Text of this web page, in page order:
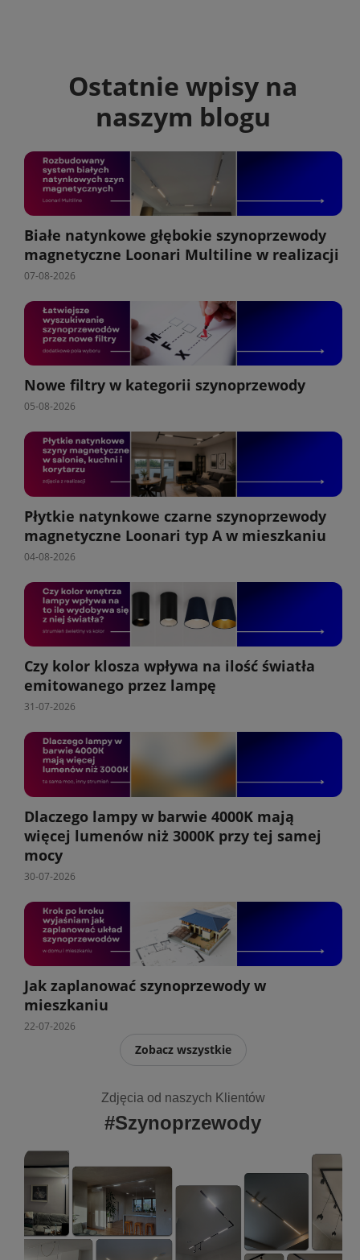
Ostatnie wpisy na
naszym blogu
Białe natynkowe głębokie szynoprzewody
magnetyczne Loonari Multiline w realizacji
07-08-2026
Nowe filtry w kategorii szynoprzewody
05-08-2026
Płytkie natynkowe czarne szynoprzewody
magnetyczne Loonari typ A w mieszkaniu
04-08-2026
Czy kolor klosza wpływa na ilość światła
emitowanego przez lampę
31-07-2026
Dlaczego lampy w barwie 4000K mają
więcej lumenów niż 3000K przy tej samej
mocy
30-07-2026
Jak zaplanować szynoprzewody w
mieszkaniu
22-07-2026
Zobacz wszystkie
Zdjęcia od naszych Klientów
#Szynoprzewody